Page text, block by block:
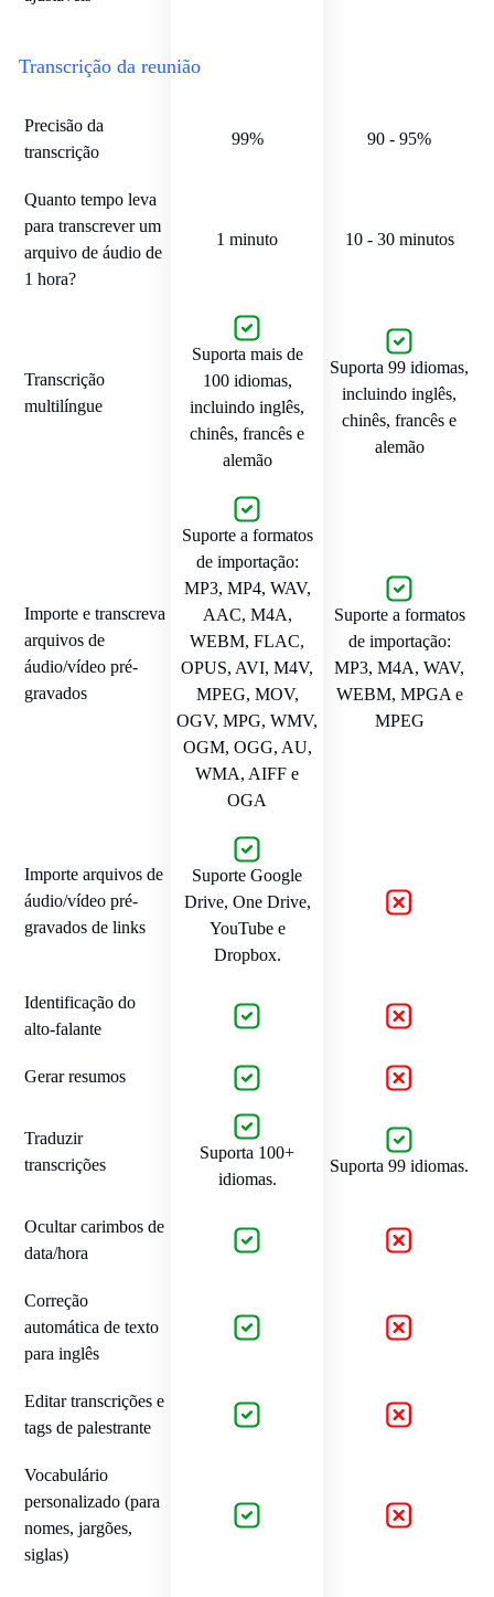
Transcrição da reunião
Precisão da
transcrição
99% 90 - 95%
Quanto tempo leva
para transcrever um
arquivo de áudio de
1 hora?
1 minuto 10 - 30 minutos
Transcrição
multilíngue
Suporta mais de
100 idiomas,
incluindo inglês,
chinês, francês e
alemão
Suporta 99 idiomas,
incluindo inglês,
chinês, francês e
alemão
Importe e transcreva
arquivos de
áudio/vídeo pré-
gravados
Suporte a formatos
de importação:
MP3, MP4, WAV,
AAC, M4A,
WEBM, FLAC,
OPUS, AVI, M4V,
MPEG, MOV,
OGV, MPG, WMV,
OGM, OGG, AU,
WMA, AIFF e
OGA
Suporte a formatos
de importação:
MP3, M4A, WAV,
WEBM, MPGA e
MPEG
Importe arquivos de
áudio/vídeo pré-
gravados de links
Suporte Google
Drive, One Drive,
YouTube e
Dropbox.
Identificação do
alto-falante
Gerar resumos
Traduzir
transcrições
Suporta 100+
idiomas.
Suporta 99 idiomas.
Ocultar carimbos de
data/hora
Correção
automática de texto
para inglês
Editar transcrições e
tags de palestrante
Vocabulário
personalizado (para
nomes, jargões,
siglas)